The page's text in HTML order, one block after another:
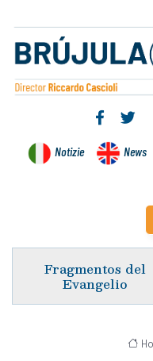
Notizie News
Fragmentos del
Evangelio